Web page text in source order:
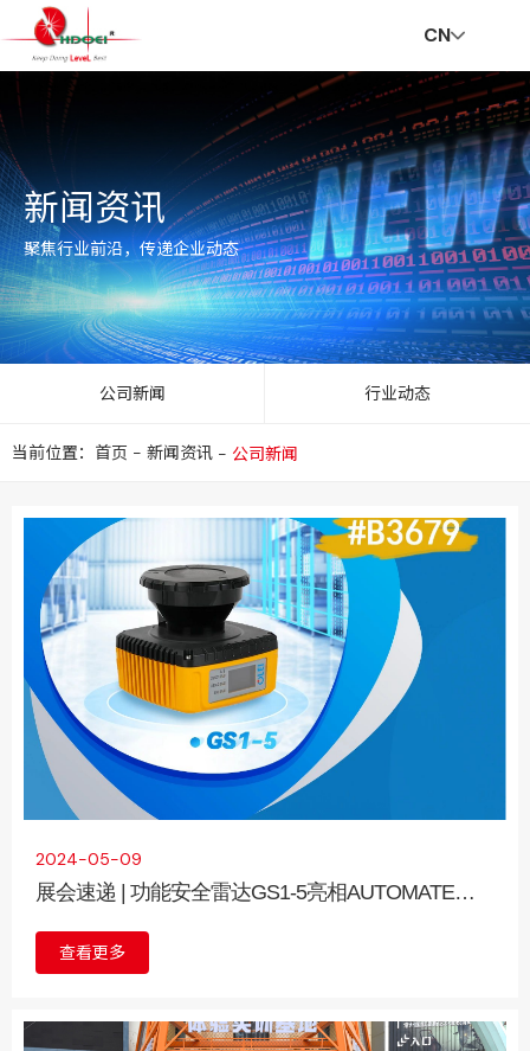
页
走
进
华
创
新
与
新
闻
资
会
责
招
贤
纳
联
系
我
V
R
CN
新闻资讯
聚焦行业前沿，传递企业动态
公司新闻 行业动态
当前位置：首页 - 新闻资讯 - 公司新闻
2024-05-09
展会速递 | 功能安全雷达GS1-5亮相AUTOMATE
查看更多